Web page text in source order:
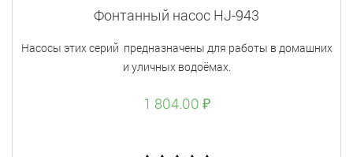
Фонтанный насос HJ-943
Насосы этих серий предназначены для работы в домашних
и уличных водоёмах.
1 804.00 ₽